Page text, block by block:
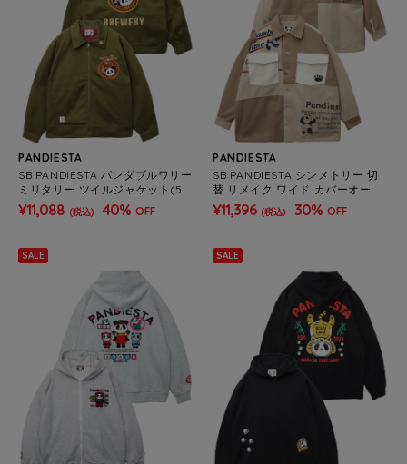
PANDIESTA
SB PANDIESTA パンダブルワリー
ミリタリー ツイルジャケット(59
5202 MENS)
¥11,088 (税込) 40% OFF
PANDIESTA
SB PANDIESTA シンメトリー 切
替 リメイク ワイド カバーオール
セットアップ可能(595957 MEN
S/WOMENS)
¥11,396 (税込) 30% OFF
SALE SALE